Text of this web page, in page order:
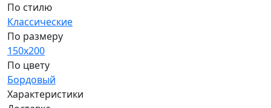
По стилю
Классические
По размеру
150x200
По цвету
Бордовый
Характеристики